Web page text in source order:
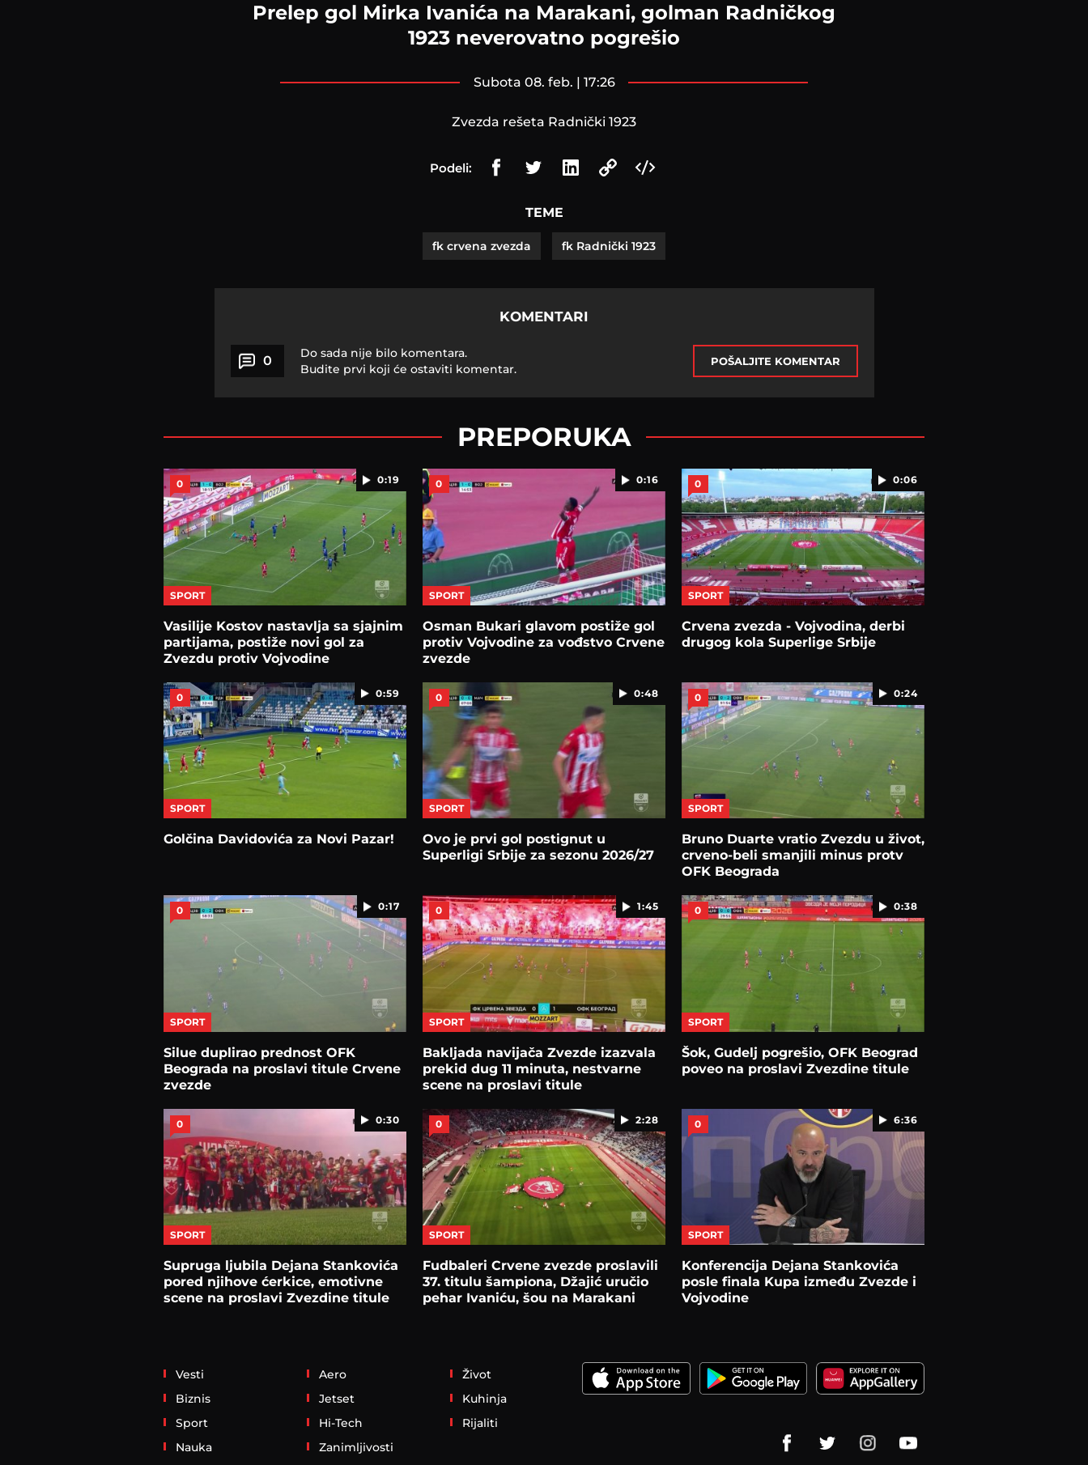
Prelep gol Mirka Ivanića na Marakani, golman Radničkog
1923 neverovatno pogrešio
subota 08. feb. | 17:26
Zvezda rešeta Radnički 1923
Podeli:
TEME
fk crvena zvezda fk Radnički 1923
KOMENTARI
0
Do sada nije bilo komentara.
Budite prvi koji će ostaviti komentar.
POŠALJITE KOMENTAR
PREPORUKA
0:19
0
SPORT
Vasilije Kostov nastavlja sa sjajnim
partijama, postiže novi gol za
Zvezdu protiv Vojvodine
0:16
0
SPORT
Osman Bukari glavom postiže gol
protiv Vojvodine za vođstvo Crvene
zvezde
0:06
0
SPORT
Crvena zvezda - Vojvodina, derbi
drugog kola Superlige Srbije
0:59
0
SPORT
Golčina Davidovića za Novi Pazar!
0:48
0
SPORT
Ovo je prvi gol postignut u
Superligi Srbije za sezonu 2026/27
0:24
0
SPORT
Bruno Duarte vratio Zvezdu u život,
crveno-beli smanjili minus protv
OFK Beograda
0:17
0
SPORT
Silue duplirao prednost OFK
Beograda na proslavi titule Crvene
zvezde
1:45
0
SPORT
Bakljada navijača Zvezde izazvala
prekid dug 11 minuta, nestvarne
scene na proslavi titule
0:38
0
SPORT
Šok, Gudelj pogrešio, OFK Beograd
poveo na proslavi Zvezdine titule
0:30
0
SPORT
Supruga ljubila Dejana Stankovića
pored njihove ćerkice, emotivne
scene na proslavi Zvezdine titule
2:28
0
SPORT
Fudbaleri Crvene zvezde proslavili
37. titulu šampiona, Džajić uručio
pehar Ivaniću, šou na Marakani
6:36
0
SPORT
Konferencija Dejana Stankovića
posle finala Kupa između Zvezde i
Vojvodine
Vesti
Biznis
Sport
Nauka
Aero
Jetset
Hi-Tech
Zanimljivosti
Život
Kuhinja
Rijaliti